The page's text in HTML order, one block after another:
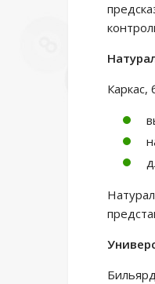
Каркас,